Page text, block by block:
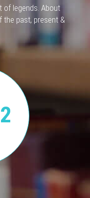
of legends. About
the past, present &